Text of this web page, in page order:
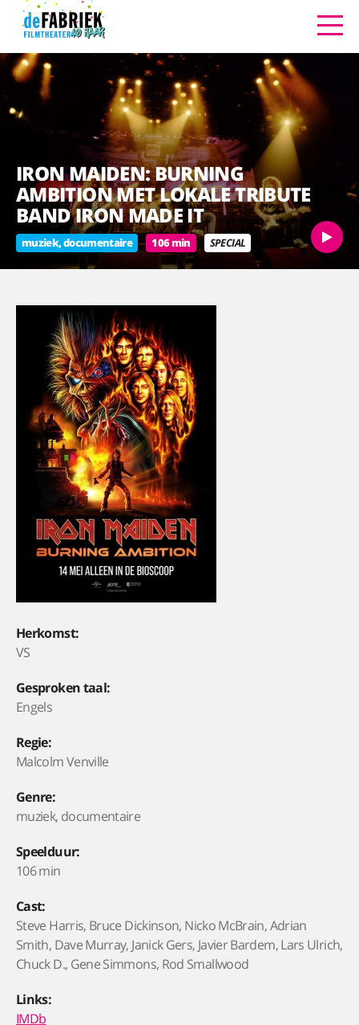
IRON MAIDEN: BURNING
AMBITION MET LOKALE TRIBUTE
BAND IRON MADE IT
muziek, documentaire 106 min SPECIAL
Herkomst:
VS
Gesproken taal:
Engels
Regie:
Malcolm Venville
Genre:
muziek, documentaire
Speelduur:
106 min
Cast:
Steve Harris, Bruce Dickinson, Nicko McBrain, Adrian
Smith, Dave Murray, Janick Gers, Javier Bardem, Lars Ulrich,
Chuck D., Gene Simmons, Rod Smallwood
Links:
IMDb